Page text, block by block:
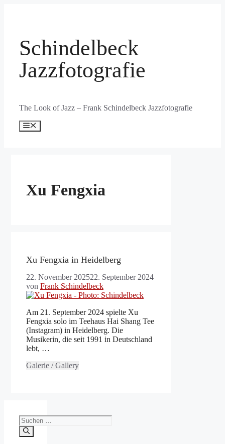
Schindelbeck
Jazzfotografie
The Look of Jazz – Frank Schindelbeck Jazzfotografie
Menü
Xu Fengxia
Xu Fengxia in Heidelberg
22. November 202522. September 2024
von Frank Schindelbeck
Am 21. September 2024 spielte Xu
Fengxia solo im Teehaus Hai Shang Tee
(Instagram) in Heidelberg. Die
Musikerin, die seit 1991 in Deutschland
lebt, …
Galerie / Gallery
Suchen
nach: